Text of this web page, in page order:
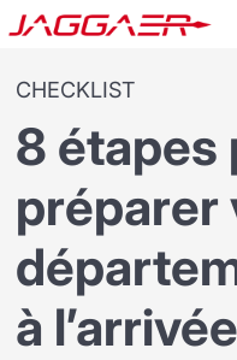
CHECKLIST
8 étapes
préparer
à